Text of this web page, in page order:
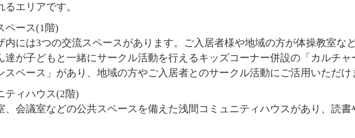
るエリアです。
ペース(1階)
内には3つの交流スペースがあります。ご入居者様や地域の方が体操教室な
達が子どもと一緒にサークル活動を行えるキッズコーナー併設の「カルチ
スペース」があり、地域の方やご入居者とのサークル活動にご活用いただけ
ィハウス(2階)
、会議室などの公共スペースを備えた浅間コミュニティハウスがあり、読